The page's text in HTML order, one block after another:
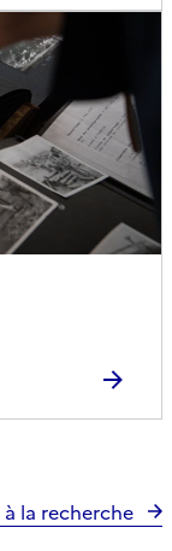
la recherche